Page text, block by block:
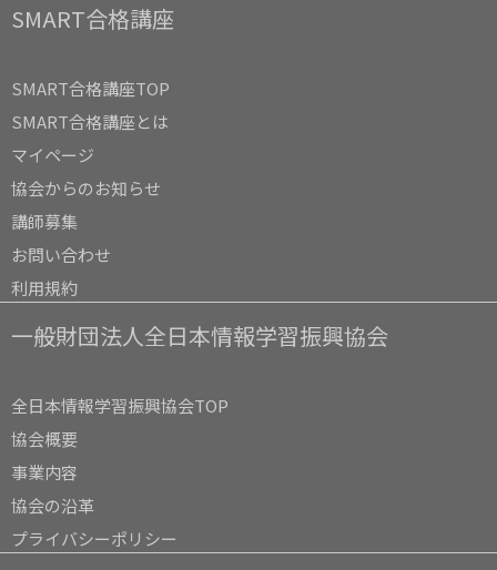
SMART合格講座
SMART合格講座TOP
SMART合格講座とは
マイページ
協会からのお知らせ
講師募集
お問い合わせ
利用規約
一般財団法人全日本情報学習振興協会
全日本情報学習振興協会TOP
協会概要
事業内容
協会の沿革
プライバシーポリシー